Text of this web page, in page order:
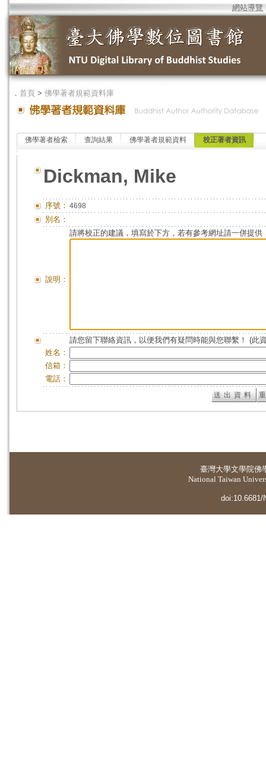
網站導覽
． 首頁 > 佛學著者規範資料庫
佛學著者檢索 查詢結果 佛學著者規範資料 校正著者資訊
Dickman, Mike
序號： 4698
別名：
說明：
請將校正的建議，填寫於下方，若有參考網址請一併提供
請您留下聯絡資訊，以便我們有疑問時能與您聯繫！ (此
姓名：
信箱：
電話：
臺灣大學文學院佛
National Taiwan
doi:10.6681/